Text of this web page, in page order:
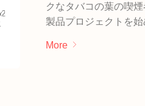
クなタバコの葉の喫
製品プロジェクトを始
More